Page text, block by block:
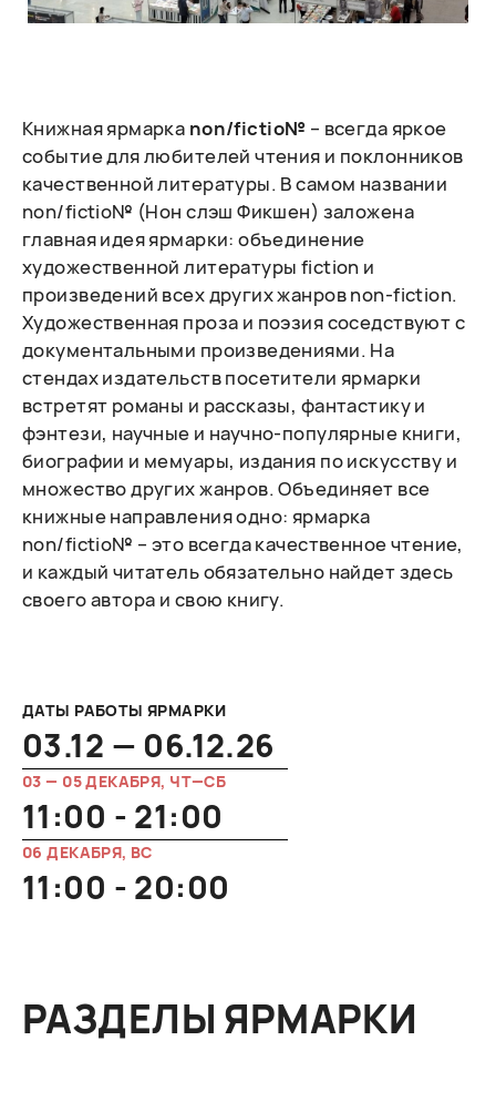
Книжная ярмарка non/fictio№ – всегда яркое
событие для любителей чтения и поклонников
качественной литературы. В самом названии
non/fictio№ (Нон слэш Фикшен) заложена
главная идея ярмарки: объединение
художественной литературы fiction и
произведений всех других жанров non-fiction.
Художественная проза и поэзия соседствуют с
документальными произведениями. На
стендах издательств посетители ярмарки
встретят романы и рассказы, фантастику и
фэнтези, научные и научно-популярные книги,
биографии и мемуары, издания по искусству и
множество других жанров. Объединяет все
книжные направления одно: ярмарка
non/fictio№ – это всегда качественное чтение,
и каждый читатель обязательно найдет здесь
своего автора и свою книгу.
ДАТЫ РАБОТЫ ЯРМАРКИ
03.12 — 06.12.26
03 — 05 ДЕКАБРЯ, ЧТ—СБ
11:00 - 21:00
06 ДЕКАБРЯ, ВС
11:00 - 20:00
РАЗДЕЛЫ ЯРМАРКИ